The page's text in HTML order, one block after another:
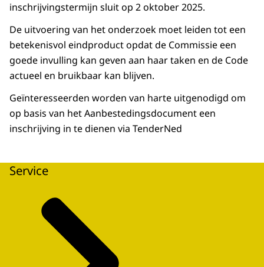
inschrijvingstermijn sluit op 2 oktober 2025.
De uitvoering van het onderzoek moet leiden tot een
betekenisvol eindproduct opdat de Commissie een
goede invulling kan geven aan haar taken en de Code
actueel en bruikbaar kan blijven.
Geïnteresseerden worden van harte uitgenodigd om
op basis van het Aanbestedingsdocument een
inschrijving in te dienen via TenderNed
Service